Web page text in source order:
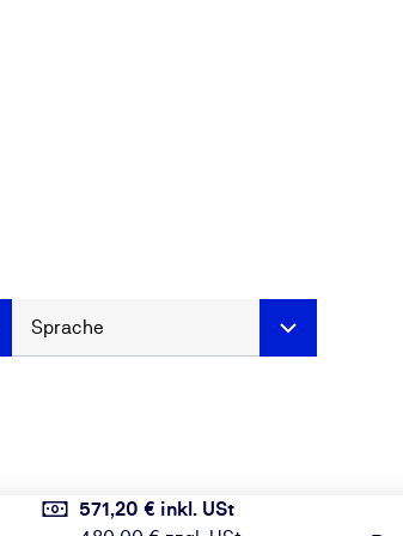
Sprache
571,20 € inkl. USt